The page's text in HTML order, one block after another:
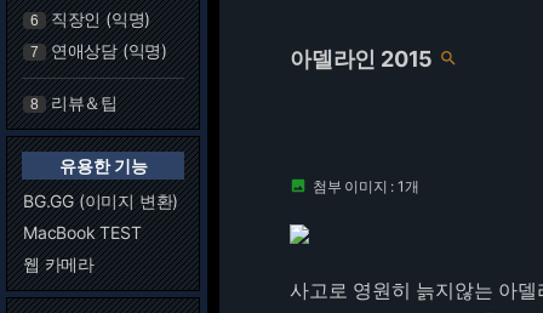
6 직장인 (익명)
7 연애상담 (익명)
8 리뷰＆팁
유용한 기능
BG.GG (이미지 변환)
MacBook TEST
웹 카메라
아델라인 2015 
 첨부 이미지 : 1개
사고로 영원히 늙지않는 아델